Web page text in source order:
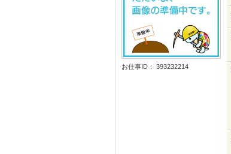
お仕事ID： 393232214